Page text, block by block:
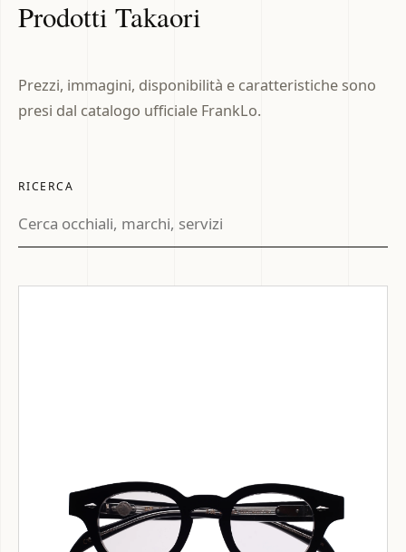
Prodotti Takaori
Prezzi, immagini, disponibilità e caratteristiche sono
presi dal catalogo ufficiale FrankLo.
RICERCA